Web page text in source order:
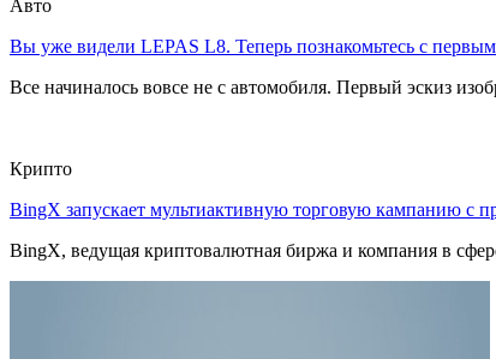
Авто
Вы уже видели LEPAS L8. Теперь познакомьтесь с
Все начиналось вовсе не с автомобиля. Первый эскиз
Крипто
BingX запускает мультиактивную торговую кампанию
BingX, ведущая криптовалютная биржа и компания в